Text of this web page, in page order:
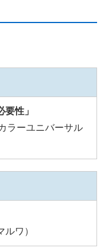
性」
ーユニバーサル
ワ）